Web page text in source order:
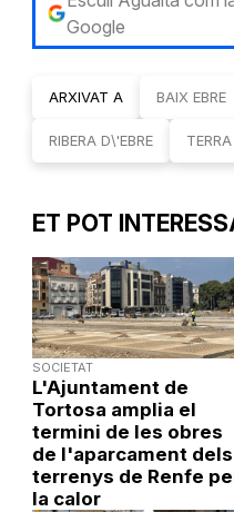
Google
ARXIVAT A BAIX EBRE
RIBERA D\'EBRE
ET POT
SOCIETAT
L'Ajuntament de
Tortosa amplia el
termini de les obres
de l'aparcament dels
terrenys de Renfe
la calor